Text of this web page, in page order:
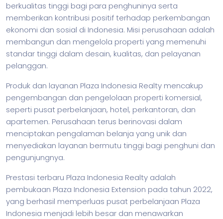
berkualitas tinggi bagi para penghuninya serta
memberikan kontribusi positif terhadap perkembangan
ekonomi dan sosial di Indonesia. Misi perusahaan adalah
membangun dan mengelola properti yang memenuhi
standar tinggi dalam desain, kualitas, dan pelayanan
pelanggan.
Produk dan layanan Plaza Indonesia Realty mencakup
pengembangan dan pengelolaan properti komersial,
seperti pusat perbelanjaan, hotel, perkantoran, dan
apartemen. Perusahaan terus berinovasi dalam
menciptakan pengalaman belanja yang unik dan
menyediakan layanan bermutu tinggi bagi penghuni dan
pengunjungnya.
Prestasi terbaru Plaza Indonesia Realty adalah
pembukaan Plaza Indonesia Extension pada tahun 2022,
yang berhasil memperluas pusat perbelanjaan Plaza
Indonesia menjadi lebih besar dan menawarkan